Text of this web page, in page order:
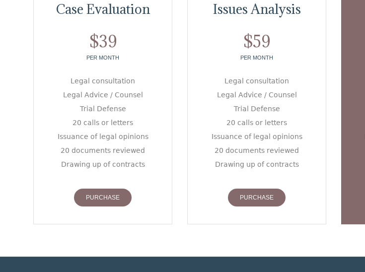
Case Evaluation
$39
PER MONTH
Legal consultation
Legal Advice / Counsel
Trial Defense
20 calls or letters
Issuance of legal opinions
20 documents reviewed
Drawing up of contracts
PURCHASE
Issues Analysis
$59
PER MONTH
Legal consultation
Legal Advice / Counsel
Trial Defense
20 calls or letters
Issuance of legal opinions
20 documents reviewed
Drawing up of contracts
PURCHASE